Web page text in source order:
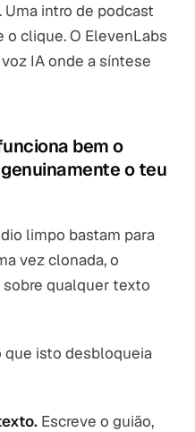
intro de podcast
clique. O ElevenLabs
IA onde a síntese
bem o
o teu
limpo bastam para
vez clonada, o
qualquer texto
isto desbloqueia
Escreve o guião,